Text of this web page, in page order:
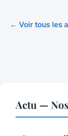
← Voir tous les
Actu —